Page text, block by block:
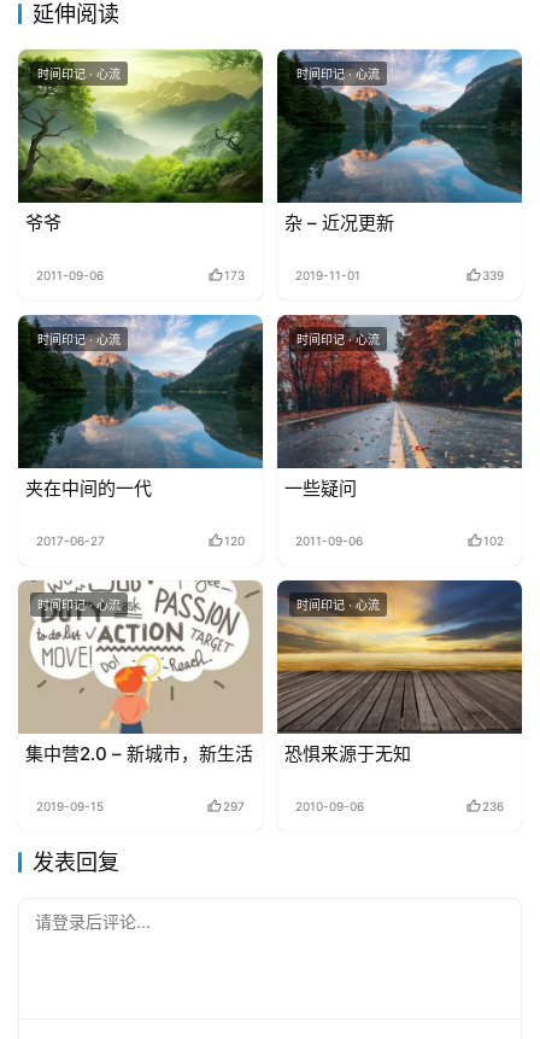
延伸阅读
时间印记 · 心流
爷爷
2011-09-06 173
时间印记 · 心流
杂 – 近况更新
2019-11-01 339
时间印记 · 心流
夹在中间的一代
2017-06-27 120
时间印记 · 心流
一些疑问
2011-09-06 102
时间印记 · 心流
集中营2.0 – 新城市，新生活
2019-09-15 297
时间印记 · 心流
恐惧来源于无知
2010-09-06 236
发表回复
请登录后评论...